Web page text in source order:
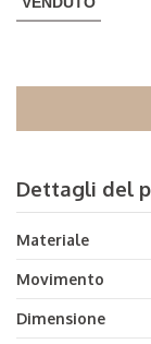
Dettagli del
Materiale
Movimento
Dimensione